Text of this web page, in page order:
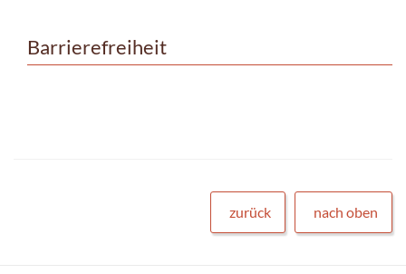
Barrierefreiheit
zurück nach oben